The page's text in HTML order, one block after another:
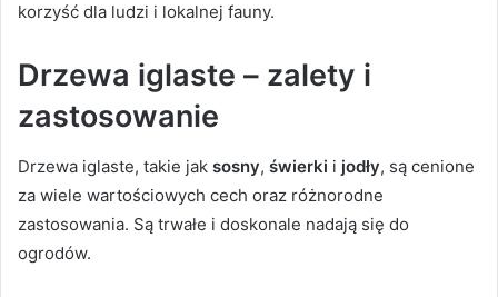
korzyść dla ludzi i lokalnej fauny.
Drzewa iglaste – zalety i
zastosowanie
Drzewa iglaste, takie jak sosny, świerki i jodły, są cenione
za wiele wartościowych cech oraz różnorodne
zastosowania. Są trwałe i doskonale nadają się do
ogrodów.